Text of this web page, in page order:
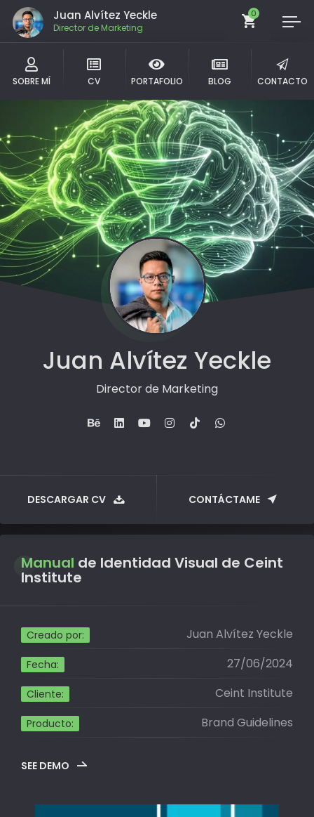
Juan Alvítez Yeckle
Director de Marketing
0
SOBRE MÍ CV PORTAFOLIO BLOG CONTACTO
Juan Alvítez Yeckle
Director de Marketing
DESCARGAR CV CONTÁCTAME
Manual de Identidad Visual de Ceint
Institute
Creado por: Juan Alvítez Yeckle
Fecha: 27/06/2024
Cliente: Ceint Institute
Producto: Brand Guidelines
SEE DEMO